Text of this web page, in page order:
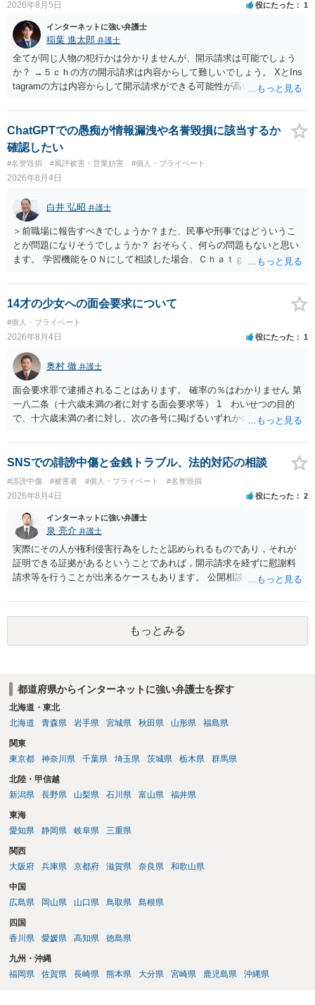
2026年8月5日 役にたった 1
インターネットに強い弁護士
稲葉 進太郎 弁護士
全てが同じ人物の犯行かは分かりませんが、開示請求は可能でしょう
か？ →５ｃｈの方の開示請求は内容からして難しいでしょう。 XとIns
tagramの方は内容からして開示請求ができる可能性が高いでしょう。
いでしょう。７月中にアカウントが削除されている場合、今から進め
ても失敗する可能性が高いように思われます。 相手を特定できた場
合、相手に全ての弁護士費用を負担させることは可能でしょうか？ →
訴訟外の交渉で相手方が認めれば負担させることができるでしょう。
訴訟で判決となった場合は、実際の弁護士費用が認められる場合と認
められない場合があり何ともいえないところでしょう。
ChatGPTでの愚痴が情報漏洩や名誉毀損に該当するか
確認したい
#名誉毀損 #風評被害・営業妨害 #個人・プライベート
2026年8月4日
白井 弘昭 弁護士
＞前職場に報告すべきでしょうか？また、民事や刑事ではどういうこ
とが問題になりそうでしょうか？ おそらく、何らの問題もないと思い
ます。 学習機能をＯＮにして相談した場合、Ｃｈａｔｇｐｔがｏｐｅ
する可能性がありますが、個人名や会社名を特定していない限り、一
般論として抽象化されて回答に織り込まれる可能性が生じるにすぎま
せんので、その情報自体が、秘密情報に当たるとは思えませんし、名
誉棄損として、個人や会社に対する誹謗中傷の不特定多数への公開に
当たるとも思われません。 もちろん、誰がその内容をｃｈａｔｇｐｔ
に入力したかも第三者にしられることはないので、個人や会社の特定
をせずに書き込んだことで（おそらく特定して書き込んだとして
も）、相談者さんが刑事民事の責任に問われることはないでしょう。
私見ながらご参考まで。
14才の少女への面会要求について
#個人・プライベート
2026年8月4日 役にたった 1
奥村 徹 弁護士
面会要求罪で逮捕されることはあります。 確率の％はわかりません 第
一八二条（十六歳未満の者に対する面会要求等） 1 わいせつの目的
で、十六歳未満の者に対し、次の各号に掲げるいずれかの行為をした
が生まれた日より五年以上前の日に生まれた者に限る。）は、一年以
下の拘禁刑又は五十万円以下の罰金に処する。 一 威迫し、偽計を用
い又は誘惑して面会を要求すること。 二 拒まれたにもかかわらず、
反復して面会を要求すること。 三 金銭その他の利益を供与し、又は
その申込み若しくは約束をして面会を要求すること。 2前項の罪を犯
し、よってわいせつの目的で当該十六歳未満の者と面会をした者は、
二年以下の拘禁刑又は百万円以下の罰金に処する。
SNSでの誹謗中傷と金銭トラブル、法的対応の相談
#誹謗中傷 #被害者 #個人・プライベート #名誉毀損
2026年8月4日 役にたった 2
インターネットに強い弁護士
泉 亮介 弁護士
実際にその人が権利侵害行為をしたと認められるものであり，それが
証明できる証拠があるということであれば，開示請求を経ずに慰謝料
請求等を行うことが出来るケースもあります。 公開相談の場では回答
に個別に相談されると良いでしょう。
もっとみる
都道府県からインターネットに強い弁護士を探す
北海道・東北
北海道
青森県 岩手県 宮城県 秋田県 山形県 福島県
関東
東京都
神奈川県 千葉県 埼玉県 茨城県 栃木県 群馬県
北陸・甲信越
新潟県
長野県 山梨県 石川県 富山県 福井県
東海
愛知県
静岡県 岐阜県 三重県
関西
大阪府
兵庫県 京都府 滋賀県 奈良県 和歌山県
中国
広島県
岡山県 山口県 鳥取県 島根県
四国
香川県
愛媛県 高知県 徳島県
九州・沖縄
福岡県
佐賀県 長崎県 熊本県 大分県 宮崎県 鹿児島県 沖縄県